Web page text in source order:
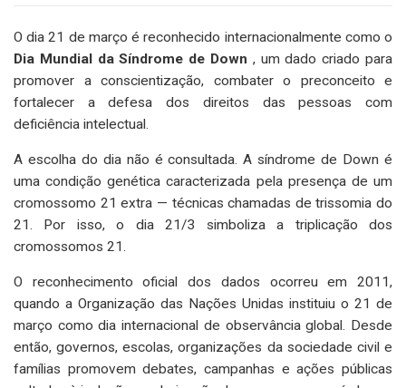
O dia 21 de março é reconhecido internacionalmente como o
Dia Mundial da Síndrome de Down , um dado criado para
promover a conscientização, combater o preconceito e
fortalecer a defesa dos direitos das pessoas com
deficiência intelectual.
A escolha do dia não é consultada. A síndrome de Down é
uma condição genética caracterizada pela presença de um
cromossomo 21 extra — técnicas chamadas de trissomia do
21. Por isso, o dia 21/3 simboliza a triplicação dos
cromossomos 21.
O reconhecimento oficial dos dados ocorreu em 2011,
quando a Organização das Nações Unidas instituiu o 21 de
março como dia internacional de observância global. Desde
então, governos, escolas, organizações da sociedade civil e
famílias promovem debates, campanhas e ações públicas